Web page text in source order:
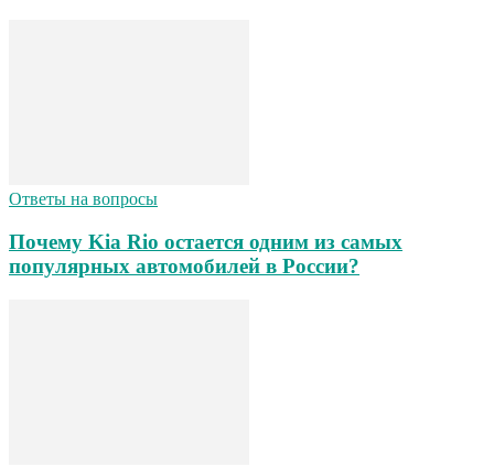
Ответы на вопросы
Почему Kia Rio остается одним из самых
популярных автомобилей в России?